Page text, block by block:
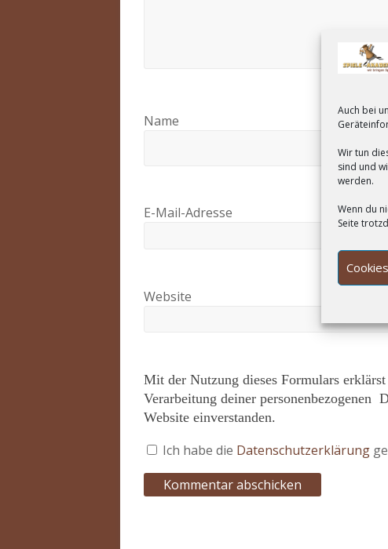
Auch bei
Wir tun
sind und
werden.
Wenn du
Seite
Name
E-Mail-Adresse
Website
Mit der Nutzung dieses Formulars
Verarbeitung deiner personenbezogenen
Website einverstanden.
Ich habe die Datenschutzerklärung